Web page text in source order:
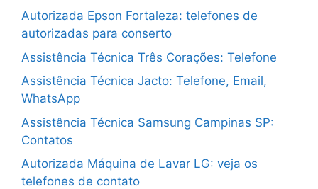
Autorizada Epson Fortaleza: telefones de
autorizadas para conserto
Assistência Técnica Três Corações: Telefone
Assistência Técnica Jacto: Telefone, Email,
WhatsApp
Assistência Técnica Samsung Campinas SP:
Contatos
Autorizada Máquina de Lavar LG: veja os
telefones de contato